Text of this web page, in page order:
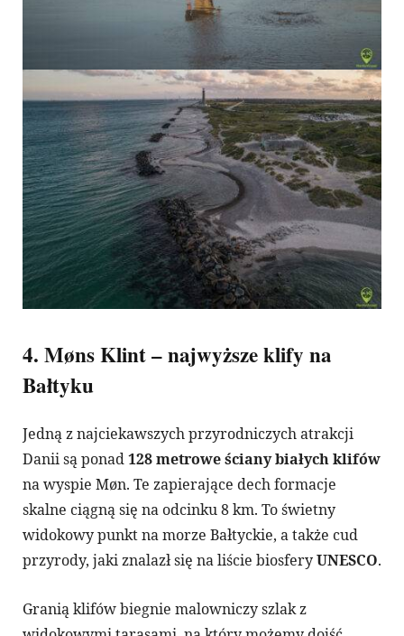
4. Møns Klint – najwyższe klify na
Bałtyku
Jedną z najciekawszych przyrodniczych atrakcji
Danii są ponad128 metrowe ściany białych klifów
na wyspie Møn. Te zapierające dech formacje
skalne ciągną się na odcinku 8 km. To świetny
widokowy punkt na morze Bałtyckie, a także cud
przyrody, jaki znalazł się na liście biosferyUNESCO.
Granią klifów biegnie malowniczy szlak z